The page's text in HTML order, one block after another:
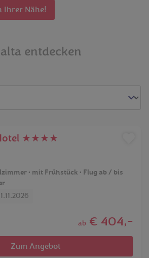
Ihrer Nähe!
entdecken
★★★★
• mit Frühstück • Flug ab / bis
ab € 404,-
Zum Angebot